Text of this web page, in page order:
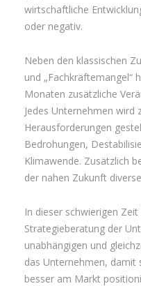
wirtschaftliche
oder negativ.
Neben den klassischen
und „Fachkräftemangel“
Monaten zusätzliche
Jedes Unternehmen wird
Herausforderungen
Bedrohungen,
Klimawende. Zusätzlich
der nahen Zukunft
In dieser schwierigen
Strategieberatung der
unabhängigen und
das Unternehmen, damit
besser am Markt